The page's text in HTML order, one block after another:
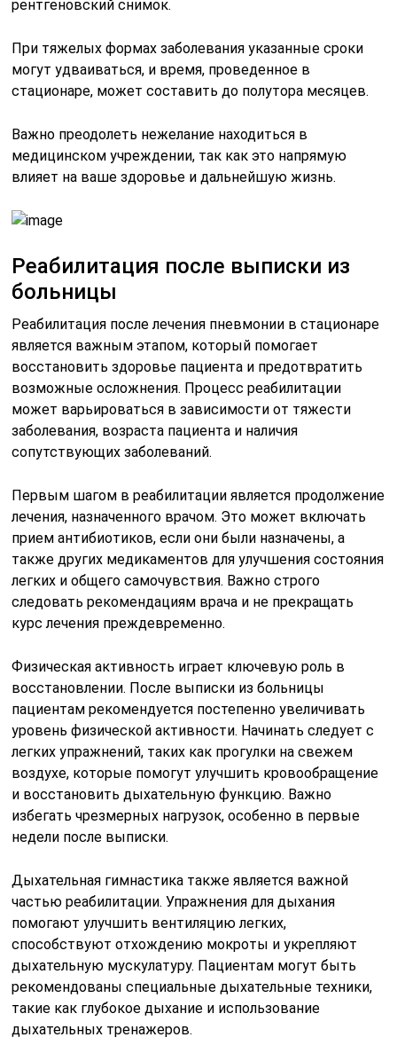
рентгеновский снимок.
При тяжелых формах заболевания указанные сроки
могут удваиваться, и время, проведенное в
стационаре, может составить до полутора месяцев.
Важно преодолеть нежелание находиться в
медицинском учреждении, так как это напрямую
влияет на ваше здоровье и дальнейшую жизнь.
Реабилитация после выписки из
больницы
Реабилитация после лечения пневмонии в стационаре
является важным этапом, который помогает
восстановить здоровье пациента и предотвратить
возможные осложнения. Процесс реабилитации
может варьироваться в зависимости от тяжести
заболевания, возраста пациента и наличия
сопутствующих заболеваний.
Первым шагом в реабилитации является продолжение
лечения, назначенного врачом. Это может включать
прием антибиотиков, если они были назначены, а
также других медикаментов для улучшения состояния
легких и общего самочувствия. Важно строго
следовать рекомендациям врача и не прекращать
курс лечения преждевременно.
Физическая активность играет ключевую роль в
восстановлении. После выписки из больницы
пациентам рекомендуется постепенно увеличивать
уровень физической активности. Начинать следует с
легких упражнений, таких как прогулки на свежем
воздухе, которые помогут улучшить кровообращение
и восстановить дыхательную функцию. Важно
избегать чрезмерных нагрузок, особенно в первые
недели после выписки.
Дыхательная гимнастика также является важной
частью реабилитации. Упражнения для дыхания
помогают улучшить вентиляцию легких,
способствуют отхождению мокроты и укрепляют
дыхательную мускулатуру. Пациентам могут быть
рекомендованы специальные дыхательные техники,
такие как глубокое дыхание и использование
дыхательных тренажеров.